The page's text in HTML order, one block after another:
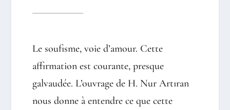
Le soufisme, voie d’amour. Cette
affirmation est courante, presque
galvaudée. L’ouvrage de H. Nur Artıran
nous donne à entendre ce que cette